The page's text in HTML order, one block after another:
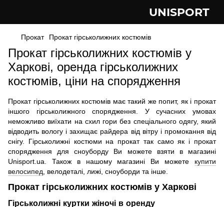
UNISPORT
Прокат Прокат гірськолижних костюмів
Прокат гірськолижних костюмів у
Харкові, оренда гірськолижних
костюмів, ціни на спорядження
Прокат гірськолижних костюмів має такий же попит, як і прокат
іншого гірськолижного спорядження. У сучасних умовах
неможливо виїхати на схил гори без спеціального одягу, який
відводить вологу і захищає райдера від вітру і промокання від
снігу. Гірськолижні костюми на прокат так само як і прокат
спорядження для сноуборду Ви можете взяти в магазині
Unisport.ua. Також в нашому магазині Ви можете купити
велосипед , велодеталі, лижі, сноуборди та інше.
Прокат гірськолижних костюмів у Харкові
Гірськолижні куртки жіночі в оренду